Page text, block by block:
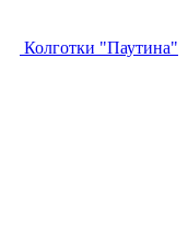
Колготки "Паутина"